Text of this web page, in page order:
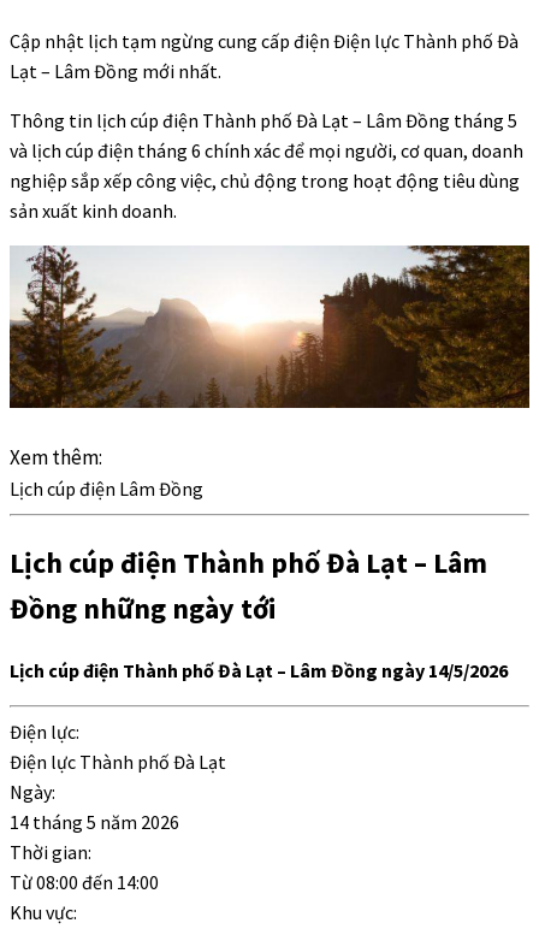
Cập nhật lịch tạm ngừng cung cấp điện Điện lực Thành phố Đà
Lạt – Lâm Đồng mới nhất.
Thông tin lịch cúp điện Thành phố Đà Lạt – Lâm Đồng tháng 5
và lịch cúp điện tháng 6 chính xác để mọi người, cơ quan, doanh
nghiệp sắp xếp công việc, chủ động trong hoạt động tiêu dùng
sản xuất kinh doanh.
Xem thêm:
Lịch cúp điện Lâm Đồng
Lịch cúp điện Thành phố Đà Lạt – Lâm
Đồng những ngày tới
Lịch cúp điện Thành phố Đà Lạt – Lâm Đồng ngày 14/5/2026
Điện lực:
Điện lực Thành phố Đà Lạt
Ngày:
14 tháng 5 năm 2026
Thời gian:
Từ08:00 đến 14:00
Khu vực: